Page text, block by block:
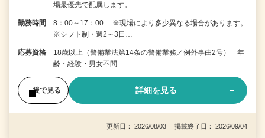
場最優先で配属します。
勤務時間
8：00～17：00 ※現場により多少異なる場合があります。
※シフト制・週2～3日…
応募資格
18歳以上（警備業法第14条の警備業務／例外事由2号） 年
齢・経験・男女不問
後で見る 詳細を見る
更新日： 2026/08/03 掲載終了日： 2026/09/04